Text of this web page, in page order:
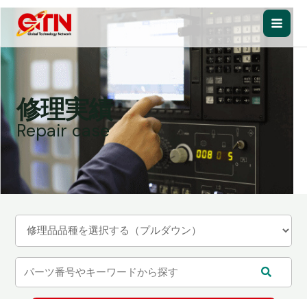
内
ス
プ
Main
修理実績
Repair case